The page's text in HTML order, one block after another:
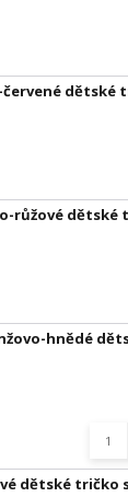
dětské
růžové dětské
hnědé
dětské tričko